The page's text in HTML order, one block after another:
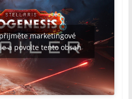
marketingové
a povolte tento obsah